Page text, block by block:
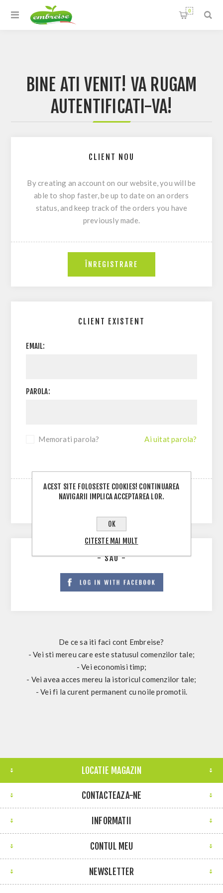
0
BINE ATI VENIT! VA RUGAM
AUTENTIFICATI-VA!
CLIENT NOU
By creating an account on our website, you will be
able to shop faster, be up to date on an orders
status, and keep track of the orders you have
previously made.
CLIENT EXISTENT
EMAIL:
PAROLA:
Memorati parola? Ai uitat parola?
- SAU -
De ce sa iti faci cont Embreise?
- Vei sti mereu care este statusul comenzilor tale;
- Vei economisi timp;
- Vei avea acces mereu la istoricul comenzilor tale;
- Vei fi la curent permanent cu noile promotii.
LOCATIE MAGAZIN
CONTACTEAZA-NE
INFORMATII
CONTUL MEU
NEWSLETTER
ACEST SITE FOLOSESTE COOKIES! CONTINUAREA
NAVIGARII IMPLICA ACCEPTAREA LOR.
OK
CITESTE MAI MULT